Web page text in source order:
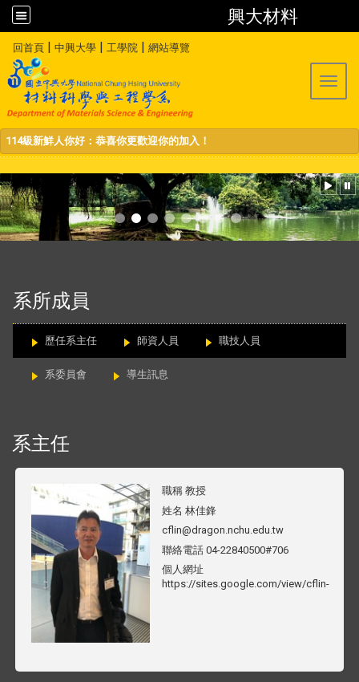
興大材料
回首頁 | 中興大學 | 工學院 | 網站導覽
114級新鮮人你好：恭喜你更歡迎你的加入！
系所成員
歷任系主任 師資人員 職技人員
系委員會 導生訊息
系主任
職稱 教授
姓名 林佳鋒
cflin@dragon.nchu.edu.tw
聯絡電話 04-22840500#706
個人網址
https://sites.google.com/view/cflin-